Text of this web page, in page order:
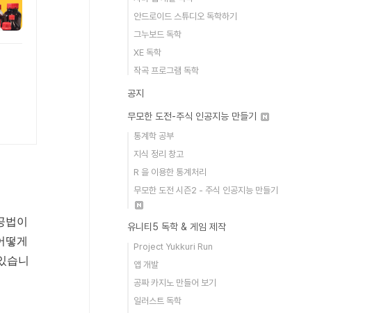
법이
떻게
습니
안드로이드 스튜디오 독학하기
그누보드 독학
XE 독학
작곡 프로그램 독학
공지
무모한 도전-주식 인공지능 만들기
통계학 공부
지식 정리 창고
R 을 이용한 통계처리
무모한 도전 시즌2 - 주식 인공지능 만들기
유니티5 독학 & 게임 제작
Project Yukkuri Run
앱 개발
공짜 카지노 만들어 보기
일러스트 독학